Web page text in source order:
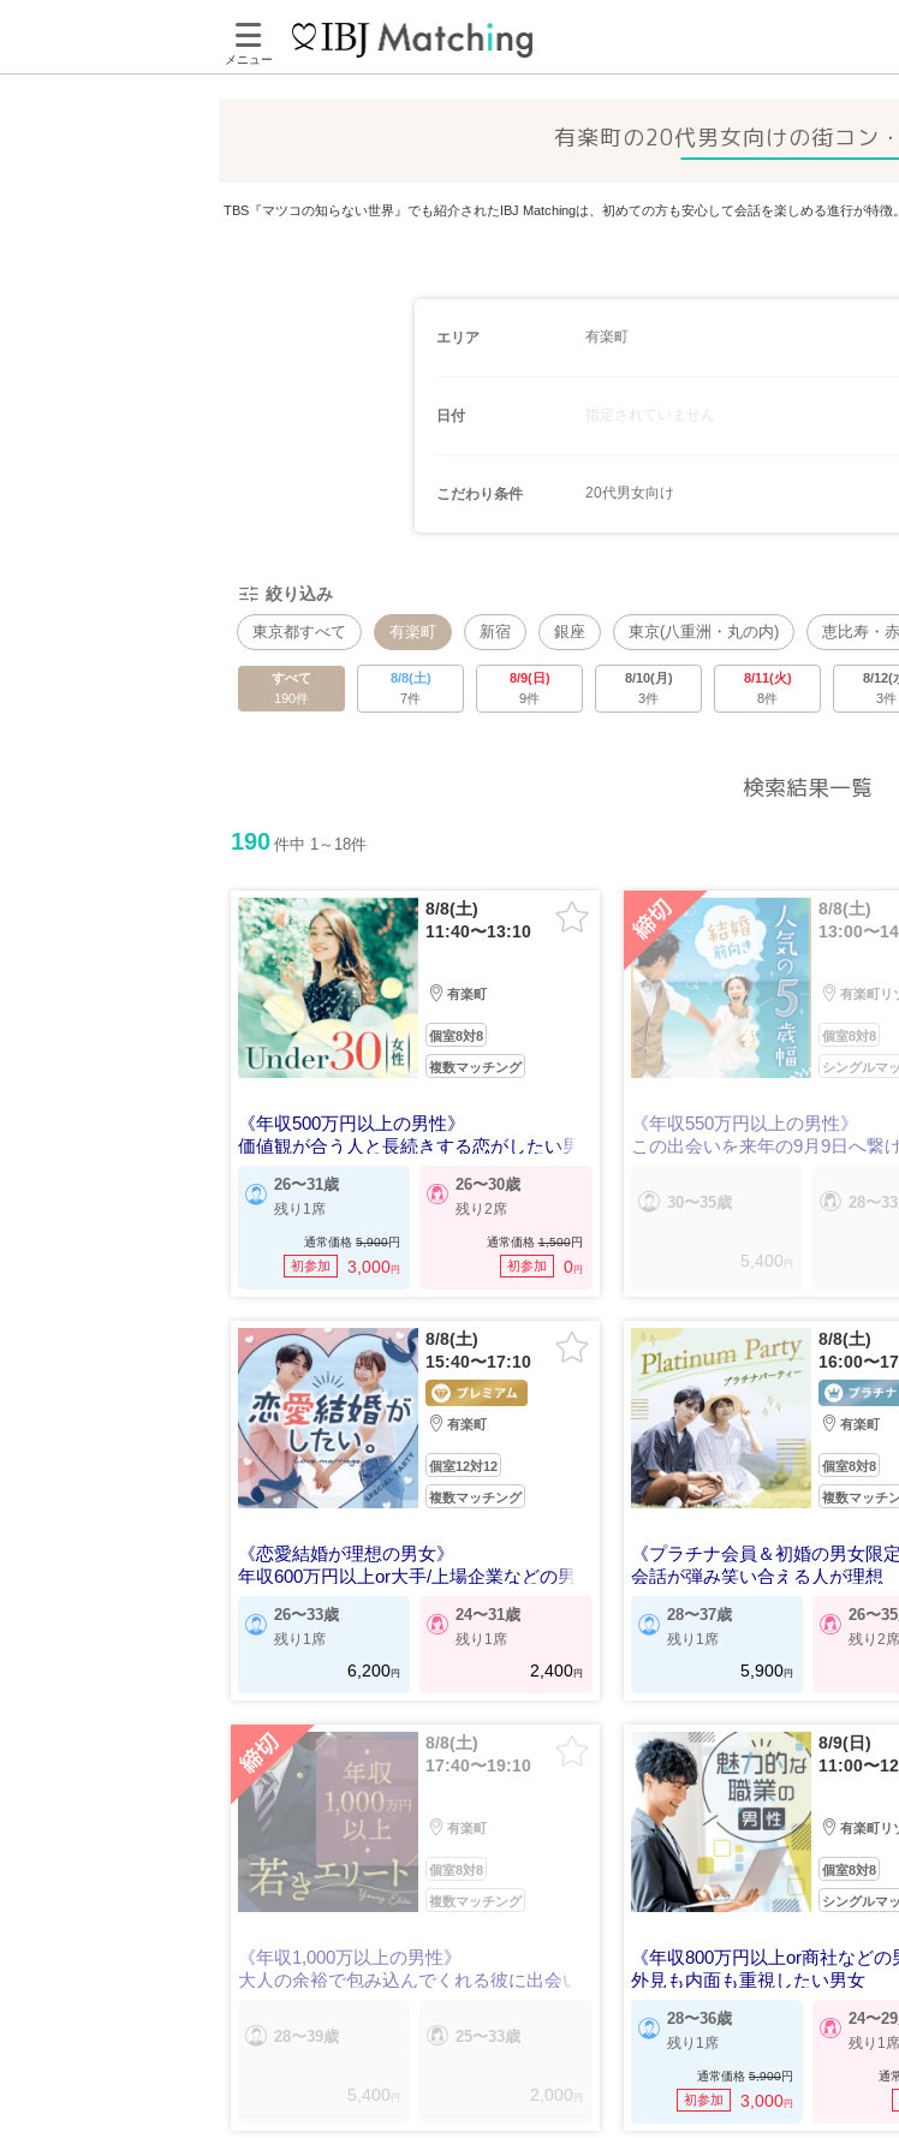
メニュー
有楽町の20代男女向けの街コン
TBS『マツコの知らない世界』でも紹介されたIBJ Matchingは、初めての方も安心して会話を楽しめる進行が特
エリア 有楽町
日付 指定されていません
こだわり条件 20代男女向け
絞り込み
東京都すべて 有楽町 新宿 銀座 東京(八重洲・丸の内) 恵比寿・
品川・五反田 北千住 立川・吉祥寺 町田 日本橋・八丁堀
すべて
190件
8/8(土)
7件
8/9(日)
9件
8/10(月)
3件
8/11(火)
8件
8/12(
3件
検索結果一覧
190 件中 1～18件
8/8(土)
11:40〜13:10
有楽町
個室8対8
複数マッチング
《年収500万円以上の男性》
価値観が合う人と長続きする恋がしたい男
26〜31歳
残り1席
通常価格5,900円
初参加 3,000円
26〜30歳
残り2席
通常価格1,500円
初参加 0円
8/8(土)
13:00〜
有楽町リ
個室8対8
シングルマ
《年収550万円以上の男性》
この出会いを来年の9月9日へ繋
30〜35歳
5,400 円
28〜
8/8(土)
15:40〜17:10
有楽町
個室12対12
複数マッチング
《恋愛結婚が理想の男女》
年収600万円以上or大手/上場企業などの男
26〜33歳
残り1席
6,200円
24〜31歳
残り1席
2,400円
8/8(土)
16:00〜
有楽町
個室8対8
複数マッチ
《プラチナ会員＆初婚の男女限定
会話が弾み笑い合える人が理想
28〜37歳
残り1席
5,900円
26〜
残り2席
8/8(土)
17:40〜19:10
有楽町
個室8対8
複数マッチング
《年収1,000万以上の男性》
大人の余裕で包み込んでくれる彼に出会い
28〜39歳
5,400 円
25〜33歳
2,000 円
8/9(日)
11:00〜
有楽町リ
個室8対8
シングルマ
《年収800万円以上or商社などの
外見も内面も重視したい男女
28〜36歳
残り1席
通常価格 5,900円
初参加 3,000円
24〜
残り1席
通